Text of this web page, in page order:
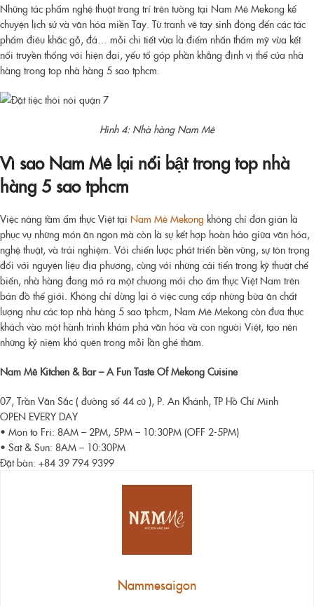
Những tác phẩm nghệ thuật trang trí trên tường tại Nam Mê Mekong kể
chuyện lịch sử và văn hóa miền Tây. Từ tranh vẽ tay sinh động đến các tác
phẩm điêu khắc gỗ, đá… mỗi chi tiết vừa là điểm nhấn thẩm mỹ vừa kết
nối truyền thống với hiện đại, yếu tố góp phần khẳng định vị thế của nhà
hàng trong top nhà hàng 5 sao tphcm
Hình 4: Nhà hàng Nam Mê
Vì sao Nam Mê lại nổi bật trong top nhà
hàng 5 sao tphcm
Việc nâng tầm ẩm thực Việt tại Nam Mê Mekong không chỉ đơn giản là
phục vụ những món ăn ngon mà còn là sự kết hợp hoàn hảo giữa văn hóa,
nghệ thuật, và trải nghiệm. Với chiến lược phát triển bền vững, sự tôn trọng
đối với nguyên liệu địa phương, cùng với những cải tiến trong kỹ thuật chế
biến, nhà hàng đang mở ra một chương mới cho ẩm thực Việt Nam trên
bản đồ thế giới. Không chỉ dừng lại ở việc cung cấp những bữa ăn chất
lượng như các top nhà hàng 5 sao tphcm, Nam Mê Mekong còn đưa thực
khách vào một hành trình khám phá văn hóa và con người Việt, tạo nên
những kỷ niệm khó quên trong mỗi lần ghé thăm.
Nam Mê Kitchen & Bar – A Fun Taste Of Mekong Cuisine
07, Trần Văn Sắc ( đường số 44 cũ ), P. An Khánh, TP Hồ Chí Minh
OPEN EVERY DAY
• Mon to Fri: 8AM – 2PM, 5PM – 10:30PM (OFF 2-5PM)
• Sat & Sun: 8AM – 10:30PM
Đặt bàn: +84 39 794 9399
Nammesaigon